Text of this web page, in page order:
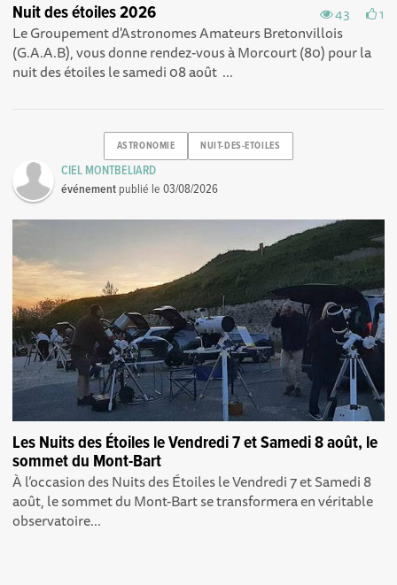
43 1
Nuit des étoiles 2026
Le Groupement d'Astronomes Amateurs Bretonvillois
(G.A.A.B), vous donne rendez-vous à Morcourt (80) pour la
nuit des étoiles le samedi 08 août ...
ASTRONOMIE NUIT-DES-ETOILES
CIEL MONTBELIARD
événement publié le03/08/2026
Les Nuits des Étoiles le Vendredi 7 et Samedi 8 août, le
sommet du Mont-Bart
À l’occasion des Nuits des Étoiles le Vendredi 7 et Samedi 8
août, le sommet du Mont-Bart se transformera en véritable
observatoire...